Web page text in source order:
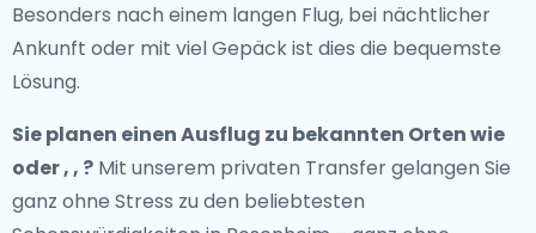
Besonders nach einem langen Flug, bei nächtlicher
Ankunft oder mit viel Gepäck ist dies die bequemste
Lösung.
Sie planen einen Ausflug zu bekannten Orten wie
oder , , ? Mit unserem privaten Transfer gelangen Sie
ganz ohne Stress zu den beliebtesten